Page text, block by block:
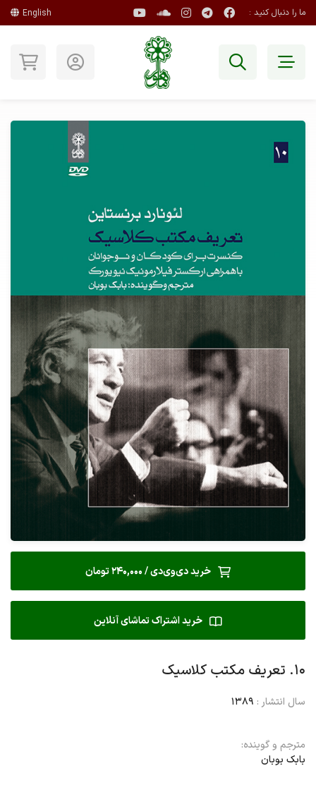
ما را دنبال کنید : English
خرید دی‌وی‌دی / 240,000 تومان
خرید اشتراک تماشای آنلاین
۱۰. تعریف مکتب کلاسیک
سال انتشار : 1389
مترجم و گوینده:
بابک بوبان